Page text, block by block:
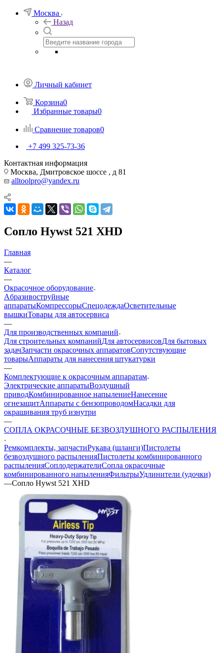
Москва
Назад
Личный кабинет
Корзина0
Избранные товары0
Сравнение товаров0
+7 499 325-73-36
Контактная информация
Москва, Дмитровское шоссе , д 81
alltoolpro@yandex.ru
Сопло Hywst 521 XHD
Главная
—
Каталог
—
Окрасочное оборудование
Aбразивоструйные
аппаратыКомпрессорыСпецодеждаОсветительные
вышкиТовары для автосервиса
—
Для производственных компаний
Для строительных компанийДля автосервисовДля бытовых
задачЗапчасти окрасочных аппаратовСопутствующие
товарыАппараты для нанесения штукатурки
—
Комплектующие к окрасочным аппаратам
Электрические аппаратыВоздушный
приводКомбинированное напылениеНанесение
огнезащитАппараты с бензопроводомНасадки для
окрашивания труб изнутри
—
СОПЛА ОКРАСОЧНЫЕ БЕЗВОЗДУШНОГО РАСПЫЛЕНИЯ
Ремкомплекты, запчастиРукава (шланги)Пистолеты
безвоздушного распыленияПистолеты комбинированного
распыленияСоплодержателиСопла окрасочные
комбинированного напыленияФильтрыУдлинители (удочки)
—Сопло Hywst 521 XHD